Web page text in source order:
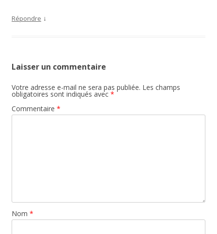
Répondre ↓
Laisser un commentaire
Votre adresse e-mail ne sera pas publiée. Les champs
obligatoires sont indiqués avec *
Commentaire *
Nom *